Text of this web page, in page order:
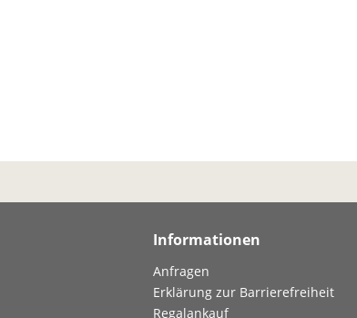
Informationen
Anfragen
Erklärung zur Barrierefreiheit
Regalankauf